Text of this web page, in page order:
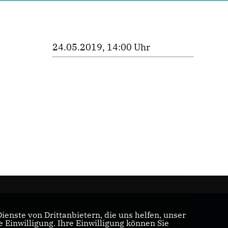
24.05.2019, 14:00 Uhr
von Drittanbietern, die uns helfen, unser
Einwilligung. Ihre Einwilligung können Sie